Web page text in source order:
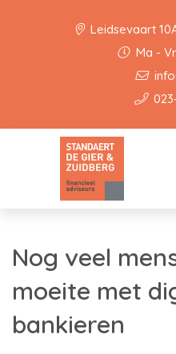
Leidsevaart
Ma -
Nog veel
moeite met
bankieren